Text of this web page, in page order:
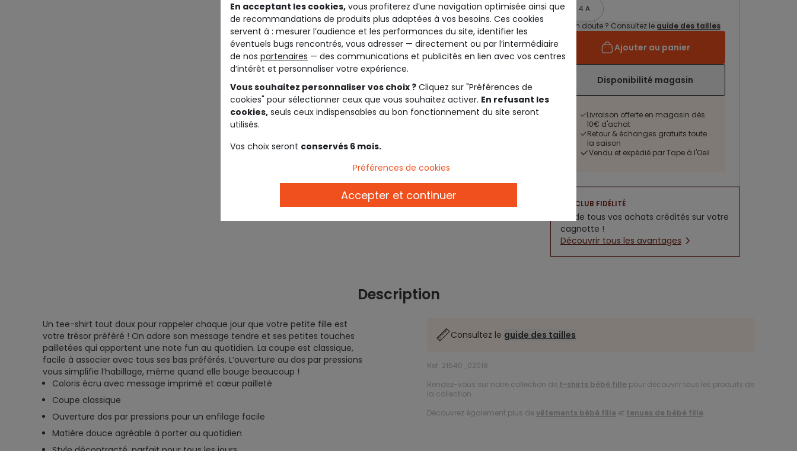
4 A
Un doute ? Consultez le guide des tailles
Ajouter au panier
Disponibilité magasin
Livraison offerte en magasin dès
10€ d'achat
Retour & échanges gratuits toute
la saison
Vendu et expédié par Tape à l'Oeil
CLUB FIDÉLITÉ
5% de tous vos achats crédités sur votre
cagnotte !
Découvrir tous les avantages
Description
Un tee-shirt tout doux pour rappeler chaque jour que votre petite fille est
votre trésor préféré ! On adore son message tendre et ses petites touches
pailletées qui apportent une note fun au quotidien. La coupe est classique,
facile à associer avec tous ses bas préférés. L’ouverture au dos par pressions
vous simplifie l’habillage, même quand elle bouge beaucoup !
Coloris écru avec message imprimé et cœur pailleté
Coupe classique
Ouverture dos par pressions pour un enfilage facile
Matière douce agréable à porter au quotidien
Consultez le guide des tailles
Ref. 21540_02018
Rendez-vous sur notre collection de t-shirts bébé fille pour découvrir tous les produits de
la collection.
Découvrez également plus devêtements bébé fille et tenues de bébé fille.
En acceptant les cookies, vous profiterez d’une navigation optimisée ainsi que
de recommandations de produits plus adaptées à vos besoins. Ces cookies
servent à : mesurer l’audience et les performances du site, identifier les
éventuels bugs rencontrés, vous adresser — directement ou par l’intermédiaire
de nos partenaires — des communications et publicités en lien avec vos centres
d’intérêt et personnaliser votre expérience.
Vous souhaitez personnaliser vos choix ? Cliquez sur "Préférences de
cookies" pour sélectionner ceux que vous souhaitez activer. En refusant les
cookies, seuls ceux indispensables au bon fonctionnement du site seront
utilisés.
Vos choix seront conservés 6 mois.
Préférences de cookies
Accepter et continuer